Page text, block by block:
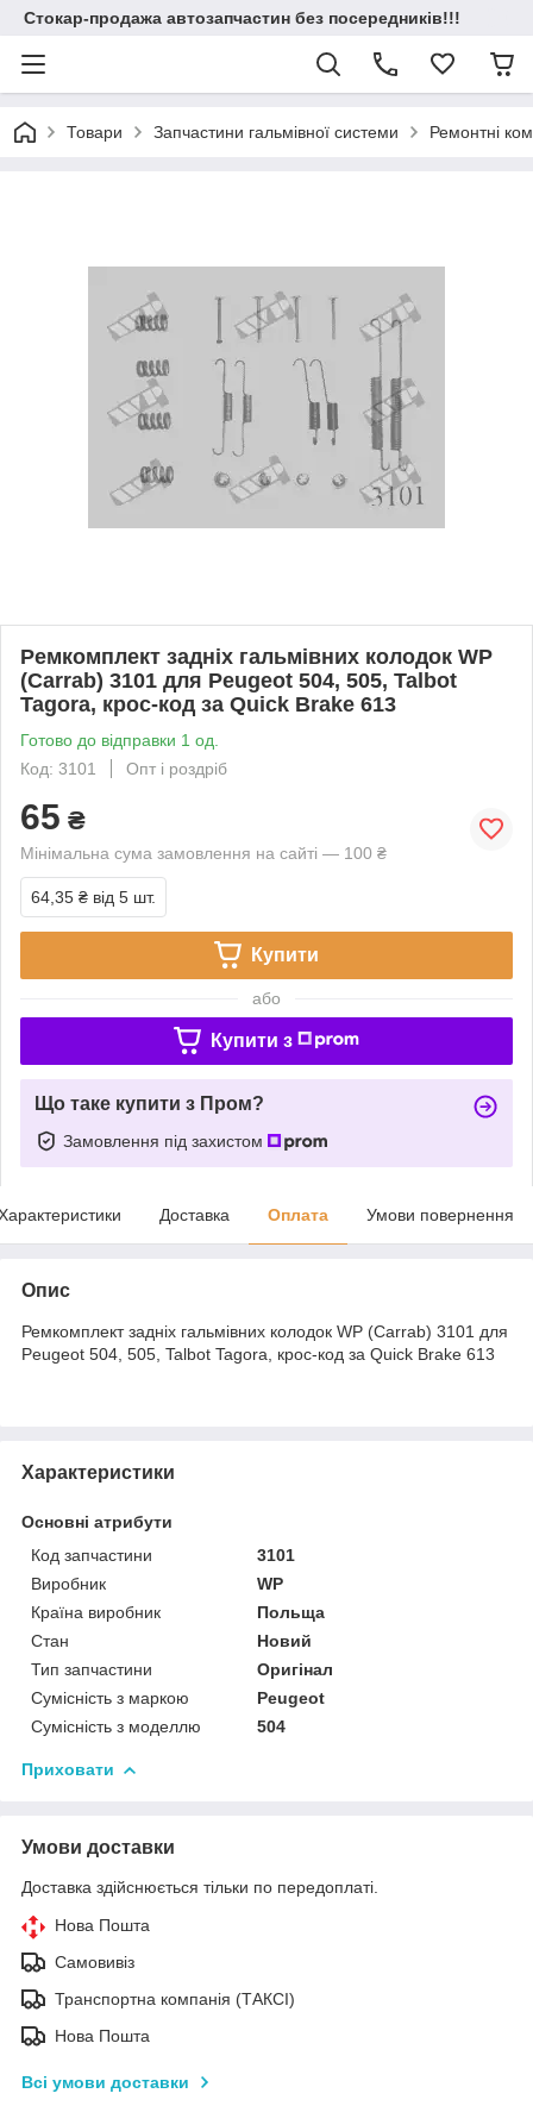
Стокар-продажа автозапчастин без посередників!!!
Товари Запчастини гальмівної системи Ремонтні
Ремкомплект задніх гальмівних колодок WP
(Carrab) 3101 для Peugeot 504, 505, Talbot
Tagora, крос-код за Quick Brake 613
Готово до відправки 1 од.
Код: 3101
Опт і роздріб
65 ₴
Мінімальна сума замовлення на сайті — 100 ₴
64,35 ₴ від 5 шт.
Купити
або
Купити з
Що таке купити з Пром?
Замовлення під захистом
Доставка Оплата Умови повернення
Опис
Ремкомплект задніх гальмівних колодок WP (Carrab) 3101 для
Peugeot 504, 505, Talbot Tagora, крос-код за Quick Brake 613
Характеристики
Основні атрибути
Код запчастини
3101
Виробник
WP
Країна виробник
Польща
Стан
Новий
Тип запчастини
Оригінал
Сумісність з маркою
Peugeot
Сумісність з моделлю
504
Приховати
Умови доставки
Доставка здійснюється тільки по передоплаті.
Нова Пошта
Самовивіз
Транспортна компанія (ТАКСІ)
Нова Пошта
Всі умови доставки